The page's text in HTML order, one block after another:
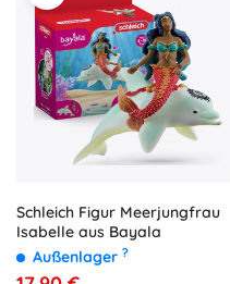
Schleich Figur Meerjungfrau
Isabelle aus Bayala
Außenlager ?